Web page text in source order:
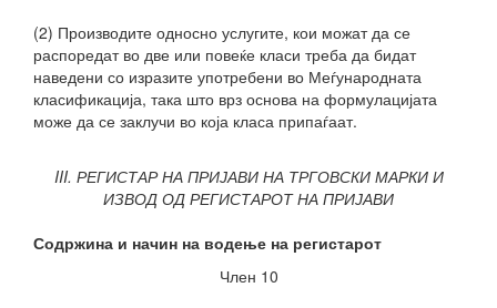
(2) Производите односно услугите, кои можат да се
распоредат во две или повеќе класи треба да бидат
наведени со изразите употребени во Меѓународната
класификација, така што врз основа на формулацијата
може да се заклучи во која класа припаѓаат.
III. РЕГИСТАР НА ПРИЈАВИ НА ТРГОВСКИ МАРКИ И
ИЗВОД ОД РЕГИСТАРОТ НА ПРИЈАВИ
Содржина и начин на водење на регистарот
Член 10